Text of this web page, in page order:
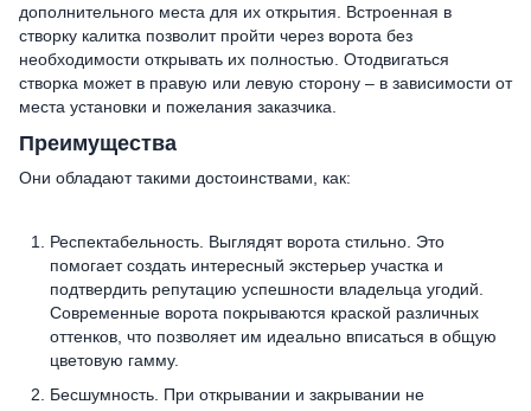
дополнительного места для их открытия. Встроенная в
створку калитка позволит пройти через ворота без
необходимости открывать их полностью. Отодвигаться
створка может в правую или левую сторону – в зависимости от
места установки и пожелания заказчика.
Преимущества
Они обладают такими достоинствами, как:
Респектабельность. Выглядят ворота стильно. Это
помогает создать интересный экстерьер участка и
подтвердить репутацию успешности владельца угодий.
Современные ворота покрываются краской различных
оттенков, что позволяет им идеально вписаться в общую
цветовую гамму.
Бесшумность. При открывании и закрывании не